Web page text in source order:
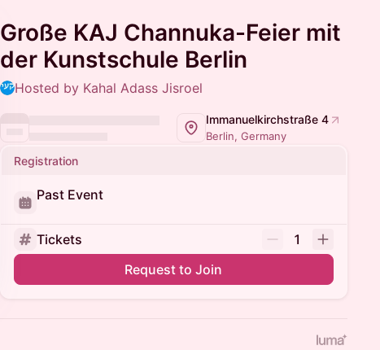
Große KAJ Channuka-Feier mit
der Kunstschule Berlin
Hosted by Kahal Adass Jisroel
Immanuelkirchstraße 4
Berlin, Germany
Registration
Past Event
Tickets
1
Request to Join